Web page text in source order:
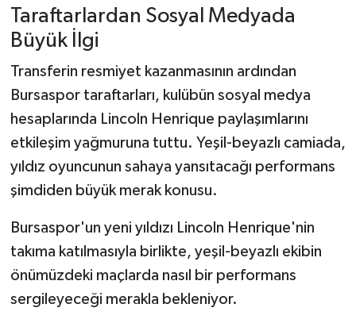
Taraftarlardan Sosyal Medyada
Büyük İlgi
Transferin resmiyet kazanmasının ardından
Bursaspor taraftarları, kulübün sosyal medya
hesaplarında Lincoln Henrique paylaşımlarını
etkileşim yağmuruna tuttu. Yeşil-beyazlı camiada,
yıldız oyuncunun sahaya yansıtacağı performans
şimdiden büyük merak konusu.
Bursaspor'un yeni yıldızı Lincoln Henrique'nin
takıma katılmasıyla birlikte, yeşil-beyazlı ekibin
önümüzdeki maçlarda nasıl bir performans
sergileyeceği merakla bekleniyor.